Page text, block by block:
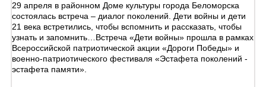
29 апреля в районном Доме культуры города Беломорска
состоялась встреча – диалог поколений. Дети войны и дети
21 века встретились, чтобы вспомнить и рассказать, чтобы
узнать и запомнить…Встреча «Дети войны» прошла в рамках
Всероссийской патриотической акции «Дороги Победы» и
военно-патриотического фестиваля «Эстафета поколений -
эстафета памяти».